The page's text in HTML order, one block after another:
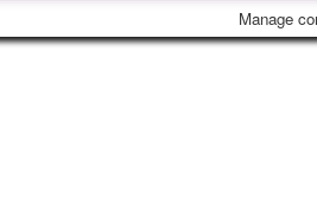
Manage